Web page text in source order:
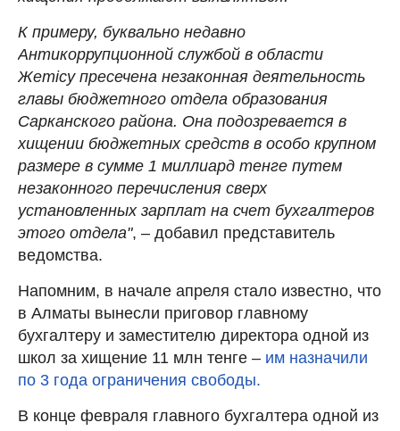
К примеру, буквально недавно
Антикоррупционной службой в области
Жетiсу пресечена незаконная деятельность
главы бюджетного отдела образования
Сарканского района. Она подозревается в
хищении бюджетных средств в особо крупном
размере в сумме 1 миллиард тенге путем
незаконного перечисления сверх
установленных зарплат на счет бухгалтеров
этого отдела", – добавил представитель
ведомства.
Напомним, в начале апреля стало известно, что
в Алматы вынесли приговор главному
бухгалтеру и заместителю директора одной из
школ за хищение 11 млн тенге – им назначили
по 3 года ограничения свободы.
В конце февраля главного бухгалтера одной из